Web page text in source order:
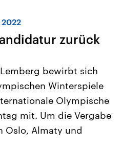
USA
Aktuelle Beiträge,
Hintergründe
Wirtschaftlich und
zurück
bewirbt sich
Winterspiele
Olympische
mit. Um die Vergabe
Oslo, Almaty und